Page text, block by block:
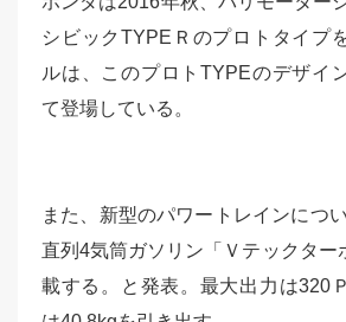
シビックTYPEＲのプロトタイプ
ルは、このプロトTYPEのデザイ
て登場している。
また、新型のパワートレインにつ
直列4気筒ガソリン「Ｖテックター
載する。と発表。最大出力は320